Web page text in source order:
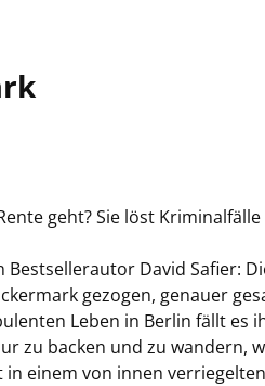
geht? Sie löst
David Safier:
gezogen, genauer
Leben in Berlin fällt es
zu backen und zu wandern,
einem von innen